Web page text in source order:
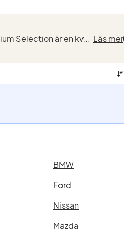
Kvalitetstestade BMW med marknadsledande garantier från de som kan BMW bäst. BMW Premium Selection är en kvalitetssäkring vid köp av en begagnad BMW, framtaget för ett smidigt, tryggt och bekymmersfri... Läs mer
BMW
Ford
Nissan
Mazda